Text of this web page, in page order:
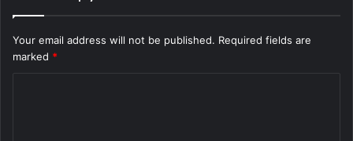
Your email address will not be published. Required fields are
marked *